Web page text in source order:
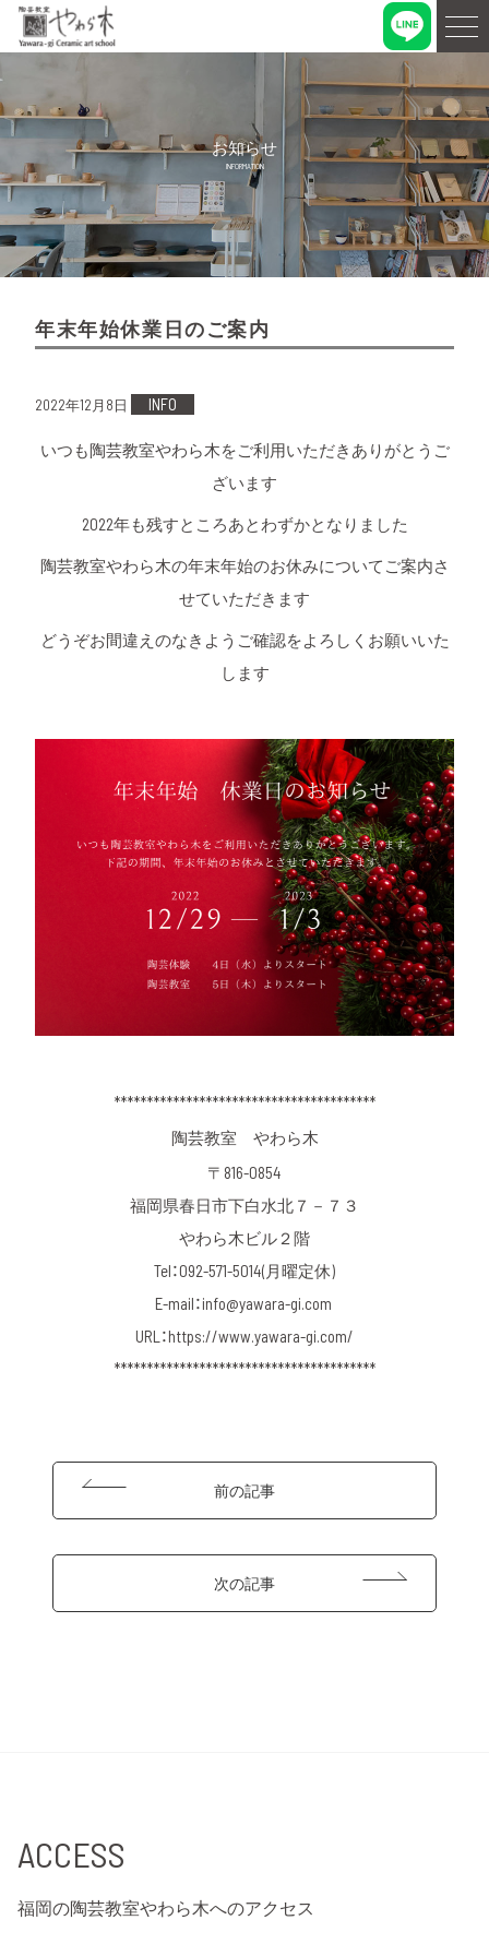
お知らせ
INFORMATION
年末年始休業日のご案内
2022年12月8日 INFO
いつも陶芸教室やわら木をご利用いただきありがとうご
ざいます
2022年も残すところあとわずかとなりました
陶芸教室やわら木の年末年始のお休みについてご案内さ
せていただきます
どうぞお間違えのなきようご確認をよろしくお願いいた
します
****************************************
陶芸教室 やわら木
〒816-0854
福岡県春日市下白水北７－７３
やわら木ビル２階
Tel：092-571-5014(月曜定休)
E-mail：info@yawara-gi.com
URL：https://www.yawara-gi.com/
****************************************
前の記事
次の記事
ACCESS
福岡の陶芸教室やわら木へのアクセス